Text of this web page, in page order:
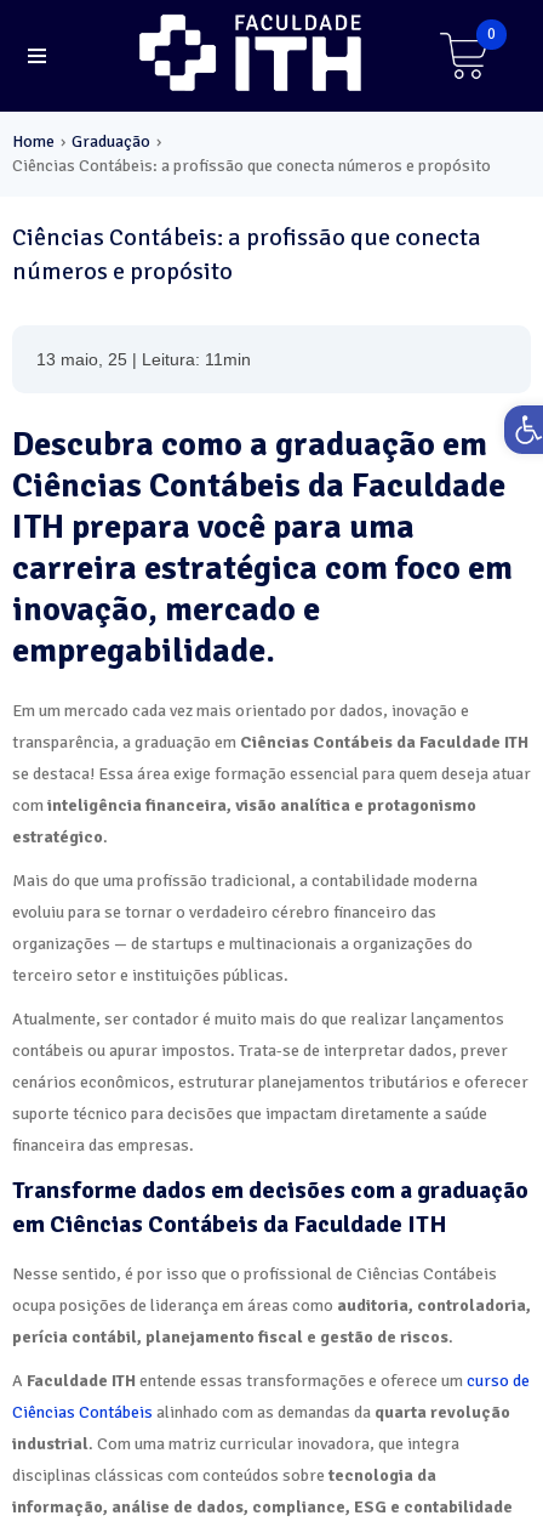
0
Home › Graduação ›
Ciências Contábeis: a profissão que conecta números e propósito
Ciências Contábeis: a profissão que conecta
números e propósito
13 maio, 25 | Leitura: 11min
Descubra como a graduação em
Ciências Contábeis da Faculdade
ITH prepara você para uma
carreira estratégica com foco em
inovação, mercado e
empregabilidade.
Em um mercado cada vez mais orientado por dados, inovação e
transparência, a graduação em Ciências Contábeis da Faculdade ITH
se destaca! Essa área exige formação essencial para quem deseja atuar
cominteligência financeira, visão analítica e protagonismo
estratégico.
Mais do que uma profissão tradicional, a contabilidade moderna
evoluiu para se tornar o verdadeiro cérebro financeiro das
organizações — de startups e multinacionais a organizações do
terceiro setor e instituições públicas.
Atualmente, ser contador é muito mais do que realizar lançamentos
contábeis ou apurar impostos. Trata-se de interpretar dados, prever
cenários econômicos, estruturar planejamentos tributários e oferecer
suporte técnico para decisões que impactam diretamente a saúde
financeira das empresas.
Transforme dados em decisões com a graduação
em Ciências Contábeis da Faculdade ITH
Nesse sentido, é por isso que o profissional de Ciências Contábeis
ocupa posições de liderança em áreas como auditoria, controladoria,
perícia contábil, planejamento fiscal e gestão de riscos.
A Faculdade ITH entende essas transformações e oferece umcurso de
Ciências Contábeis alinhado com as demandas da quarta revolução
industrial. Com uma matriz curricular inovadora, que integra
disciplinas clássicas com conteúdos sobre tecnologia da
informação, análise de dados, compliance, ESG e contabilidade